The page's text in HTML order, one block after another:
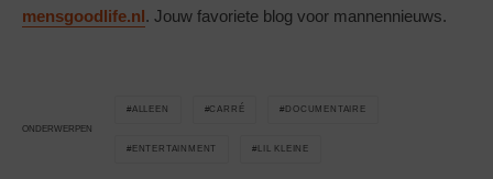
mensgoodlife.nl. Jouw favoriete blog voor mannennieuws.
ONDERWERPEN
ALLEEN CARRÉ DOCUMENTAIRE
ENTERTAINMENT LIL KLEINE